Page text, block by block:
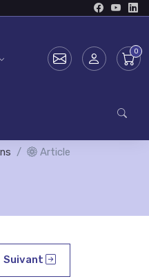
Article
Suivant